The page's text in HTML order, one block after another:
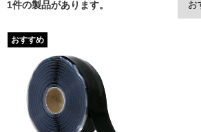
1件の製品があります。
おすすめ